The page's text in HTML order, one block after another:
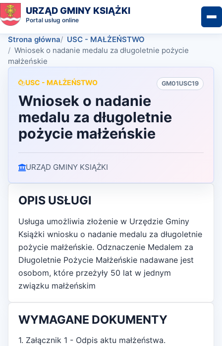
URZĄD GMINY KSIĄŻKI
Portal usług online
Strona główna
USC - MAŁŻEŃSTWO
Wniosek o nadanie medalu za długoletnie pożycie
małżeńskie
USC - MAŁŻEŃSTWO GM01USC19
Wniosek o nadanie
medalu za długoletnie
pożycie małżeńskie
URZĄD GMINY KSIĄŻKI
OPIS USŁUGI
Usługa umożliwia złożenie w Urzędzie Gminy
Książki wniosku o nadanie medalu za długoletnie
pożycie małżeńskie. Odznaczenie Medalem za
Długoletnie Pożycie Małżeńskie nadawane jest
osobom, które przeżyły 50 lat w jednym
związku małżeńskim
WYMAGANE DOKUMENTY
1. Załącznik 1 - Odpis aktu małżeństwa.